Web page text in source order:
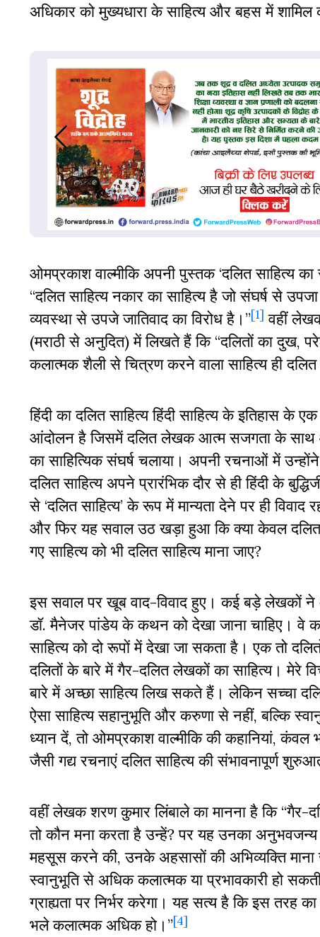
अधिकार को मुख्यधारा के साहित्य और बहस में शामिल
ओमप्रकाश वाल्मीकि अपनी पुस्तक ‘दलित साहित्य का
“दलित साहित्य नकार का साहित्य है जो संघर्ष से
व्यवस्था से उपजे जातिवाद का विरोध है।”[1] वहीं
(मराठी से अनुदित) में लिखते हैं कि “दलितों का दुख,
कलात्मक शैली से चित्रण करने वाला साहित्य ही
हिंदी का दलित साहित्य हिंदी साहित्य के इतिहास
आंदोलन है जिसमें दलित लेखक आत्म सजगता के साथ
का साहित्यिक संघर्ष चलाया। अपनी रचनाओं में
दलित साहित्य अपने प्रारंभिक दौर से ही हिंदी के
से ‘दलित साहित्य’ के रूप में मान्यता देने पर ही
और फिर यह सवाल उठ खड़ा हुआ कि क्या केवल दलित
गए साहित्य को भी दलित साहित्य माना जाए?
इस सवाल पर खूब वाद-विवाद हुए। कई बड़े लेखकों ने
डॉ. मैनेजर पांडेय के कथन को देखा जाना चाहिए। वे
साहित्य को दो रूपों में देखा जा सकता है। एक तो
दलितों के बारे में गैर-दलित लेखकों का साहित्य। मेरे
बारे में अच्छा साहित्य लिख सकते हैं। लेकिन सच्चा
ऐसा साहित्य सहानुभूति और करुणा से नहीं, बल्कि
ध्यान दें, तो ओमप्रकाश वाल्मीकि की कहानियां, कंवल
जैसी गद्य रचनाएं दलित साहित्य की संभावनापूर्ण
वहीं लेखक शरण कुमार लिंबाले का मानना है कि
तो कौन मना करता है उन्हें? पर यह उनका अनुभवजन्य
महसूस करने की, उनके अहसासों की अभिव्यक्ति
स्वानुभूति से अधिक कलात्मक या प्रभावकारी हो
ग्राह्यता पर निर्भर करेगा। यह सत्य है कि इस तरह का
भले कलात्मक अधिक हो।”[4]